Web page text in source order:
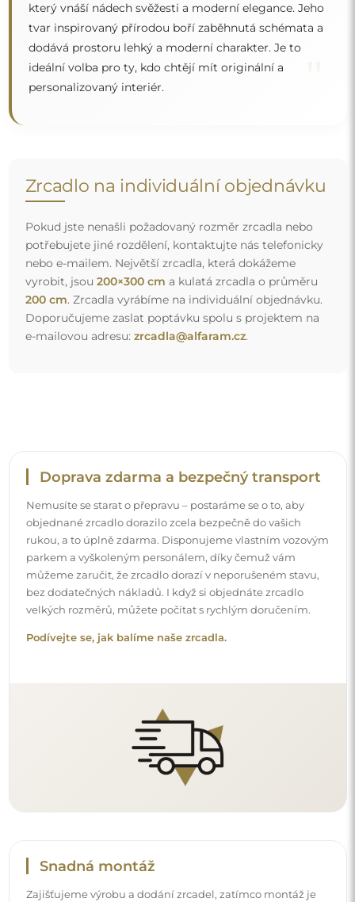
který vnáší nádech svěžesti a moderní elegance. Jeho
tvar inspirovaný přírodou boří zaběhnutá schémata a
dodává prostoru lehký a moderní charakter. Je to
ideální volba pro ty, kdo chtějí mít originální a
personalizovaný interiér.
Zrcadlo na individuální objednávku
Pokud jste nenašli požadovaný rozměr zrcadla nebo
potřebujete jiné rozdělení, kontaktujte nás telefonicky
nebo e-mailem. Největší zrcadla, která dokážeme
vyrobit, jsou 200×300 cm a kulatá zrcadla o průměru
200 cm. Zrcadla vyrábíme na individuální objednávku.
Doporučujeme zaslat poptávku spolu s projektem na
e-mailovou adresu: zrcadla@alfaram.cz.
Doprava zdarma a bezpečný transport
Nemusíte se starat o přepravu – postaráme se o to, aby
objednané zrcadlo dorazilo zcela bezpečně do vašich
rukou, a to úplně zdarma. Disponujeme vlastním vozovým
parkem a vyškoleným personálem, díky čemuž vám
můžeme zaručit, že zrcadlo dorazí v neporušeném stavu,
bez dodatečných nákladů. I když si objednáte zrcadlo
velkých rozměrů, můžete počítat s rychlým doručením.
Podívejte se, jak balíme naše zrcadla.
Snadná montáž
Zajišťujeme výrobu a dodání zrcadel, zatímco montáž je